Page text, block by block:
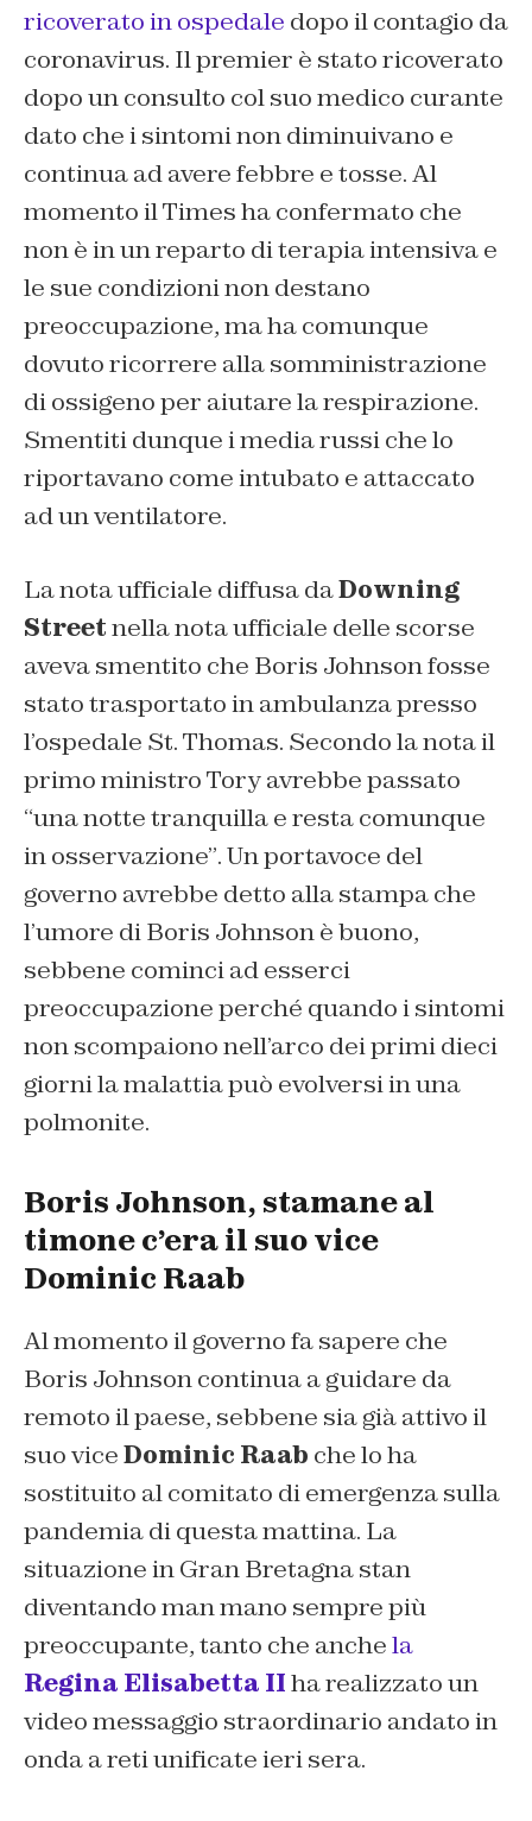
ricoverato in ospedale dopo il contagio da
coronavirus. Il premier è stato ricoverato
dopo un consulto col suo medico curante
dato che i sintomi non diminuivano e
continua ad avere febbre e tosse. Al
momento ilTimesha confermato che
non è in un reparto di terapia intensiva e
le sue condizioni non destano
preoccupazione, ma ha comunque
dovuto ricorrere alla somministrazione
di ossigeno per aiutare la respirazione.
Smentiti dunque i media russi che lo
riportavano come intubato e attaccato
ad un ventilatore.
La nota ufficiale diffusa daDowning
Streetnella nota ufficiale delle scorse
aveva smentito che Boris Johnson fosse
stato trasportato in ambulanza presso
l’ospedale St. Thomas. Secondo la nota il
primo ministro Tory avrebbe passato
“una notte tranquilla e resta comunque
in osservazione”. Un portavoce del
governo avrebbe detto alla stampa che
l’umore di Boris Johnson è buono,
sebbene cominci ad esserci
preoccupazione perché quando i sintomi
non scompaiono nell’arco dei primi dieci
giorni la malattia può evolversi in una
polmonite.
Boris Johnson, stamane al
timone c’era il suo vice
Dominic Raab
Al momento il governo fa sapere che
Boris Johnson continua a guidare da
remoto il paese, sebbene sia già attivo il
suo viceDominic Raab che lo ha
sostituito al comitato di emergenza sulla
pandemia di questa mattina. La
situazione in Gran Bretagna stan
diventando man mano sempre più
preoccupante, tanto che anchela
Regina Elisabetta IIha realizzato un
video messaggio straordinario andato in
onda a reti unificate ieri sera.